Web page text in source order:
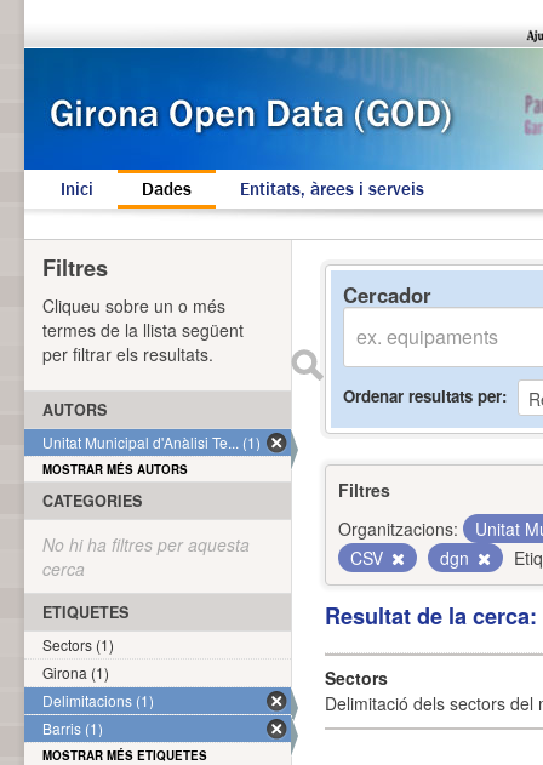
Inici Dades Entitats, àrees i serveis
Cercador
Ordenar resultats per
Filtres
Organitzacions:
Unitat
CSV
dgn
Resultat de la
Sectors
Delimitació dels sectors del
Filtres
Cliqueu sobre un o més
termes de la llista següent
per filtrar els resultats.
AUTORS
Unitat Municipal d'Anàlisi Te... (1)
MOSTRAR MÉS AUTORS
CATEGORIES
No hi ha filtres per aquesta
cerca
ETIQUETES
Sectors (1)
Girona (1)
Delimitacions (1)
Barris (1)
MOSTRAR MÉS ETIQUETES